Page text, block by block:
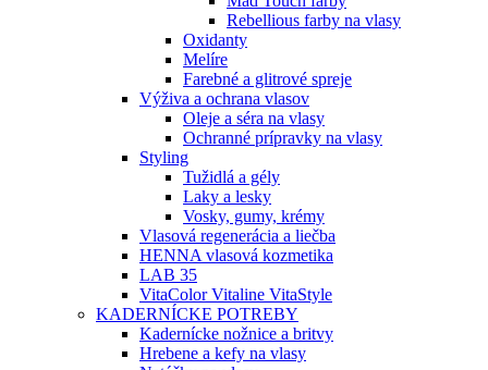
Rebellious farby na vlasy
Oxidanty
Melíre
Farebné a glitrové spreje
Výživa a ochrana vlasov
Oleje a séra na vlasy
Ochranné prípravky na vlasy
Styling
Tužidlá a gély
Laky a lesky
Vosky, gumy, krémy
Vlasová regenerácia a liečba
HENNA vlasová kozmetika
LAB 35
VitaColor Vitaline VitaStyle
KADERNÍCKE POTREBY
Kadernícke nožnice a britvy
Hrebene a kefy na vlasy